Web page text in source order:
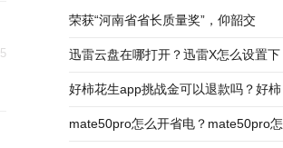
荣获“河南省省长质量奖”，仰韶交
迅雷云盘在哪打开？迅雷X怎么设置下
好柿花生app挑战金可以退款吗？好柿
mate50pro怎么开省电？mate50pro怎